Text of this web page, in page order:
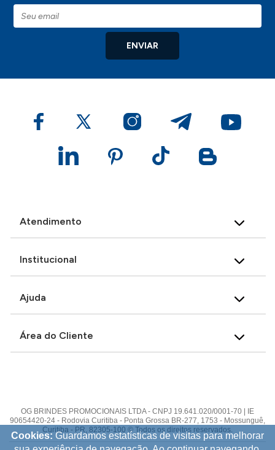
ENVIAR
Atendimento
Institucional
Ajuda
Área do Cliente
OG BRINDES PROMOCIONAIS LTDA - CNPJ 19.641.020/0001-70 | IE
90654420-24 - Rodovia Curitiba - Ponta Grossa BR-277, 1753 - Mossunguê,
Curitiba - PR, 82305-100 © Todos os direitos reservados.
Cookies:Guardamos estatísticas de visitas para melhorar